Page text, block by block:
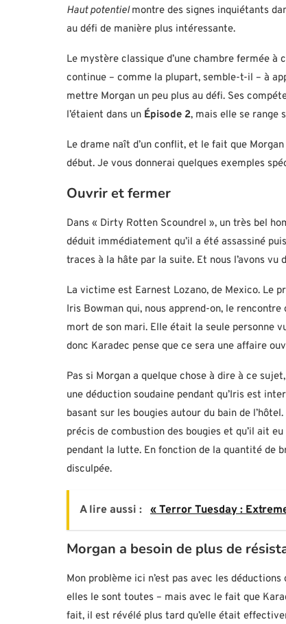
Haut potentielmontre des signes inquiétants
au défi de manière plus intéressante.
Le mystère classique d’une chambre fermée
continue – comme la plupart, semble-t-il – à
mettre Morgan un peu plus au défi. Ses
l’étaient dans un Épisode 2, mais elle se range
Le drame naît d’un conflit, et le fait que
début. Je vous donnerai quelques exemples
Ouvrir et fermer
Dans « Dirty Rotten Scoundrel », un très bel
déduit immédiatement qu’il a été assassiné
traces à la hâte par la suite. Et nous l’avons vu
La victime est Earnest Lozano, de Mexico. Le
Iris Bowman qui, nous apprend-on, le
mort de son mari. Elle était la seule personne
donc Karadec pense que ce sera une affaire
Pas si Morgan a quelque chose à dire à ce
une déduction soudaine pendant qu’Iris est
basant sur les bougies autour du bain de
précis de combustion des bougies et qu’il ait
pendant la lutte. En fonction de la quantité de
disculpée.
A lire aussi : « Terror Tuesday :
Morgan a besoin de plus de
Mon problème ici n’est pas avec les
elles le sont toutes – mais avec le fait que
fait, il est révélé plus tard qu’elle était